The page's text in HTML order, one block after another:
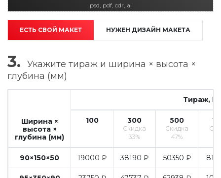
psd, pdf, cdr, ai
ЕСТЬ СВОЙ МАКЕТ НУЖЕН ДИЗАЙН МАКЕТА
3. Укажите тираж и ширина × высота ×
глубина (мм)
Ширина ×
высота ×
глубина (мм)
Тираж,
100 300
Скидка
33%
500
Скидка
47%
90×150×50 19000 ₽ 38190 ₽ 50350 ₽